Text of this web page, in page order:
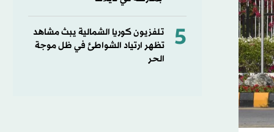
5
تلفزيون كوريا الشمالية يبث مشاهد
تظهر ارتياد الشواطئ في ظل موجة
الحر